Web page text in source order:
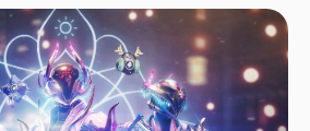
컴, 컨텐츠 저작도구 업체, 블록체인
일제히 메타버스 경쟁에 뛰어들었다.
혹은 거품으로 보는 시각도 있다.
움직임을 보면 일시적 유행으로 치부하기
체가 힘을 잃거나 대체될 순 있지만, 기저에
을 돌이킬 수는 없을 것이란 게 업계의